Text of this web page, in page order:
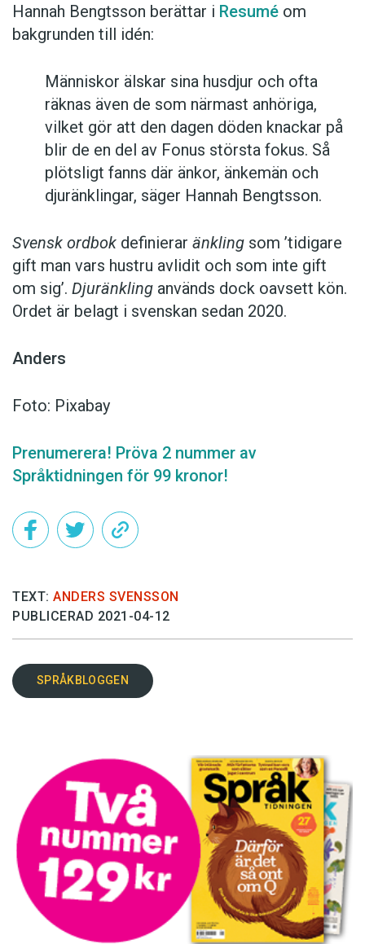
Hannah Bengtsson berättar i Resumé om
bakgrunden till idén:
Människor älskar sina husdjur och ofta
räknas även de som närmast anhöriga,
vilket gör att den dagen döden knackar på
blir de en del av Fonus största fokus. Så
plötsligt fanns där änkor, änkemän och
djuränklingar, säger Hannah Bengtsson.
Svensk ordbok definierar änkling som ’tidigare
gift man vars hustru av­lidit och som inte gift
om sig’. Djuränkling används dock oavsett kön.
Ordet är belagt i svenskan sedan 2020.
Anders
Foto: Pixabay
Prenumerera! Pröva 2 nummer av
Språktidningen för 99 kronor!
TEXT: ANDERS SVENSSON
PUBLICERAD 2021-04-12
SPRÅKBLOGGEN